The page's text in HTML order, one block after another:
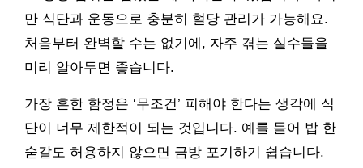
만 식단과 운동으로 충분히 혈당 관리가 가능해요.
처음부터 완벽할 수는 없기에, 자주 겪는 실수들을
미리 알아두면 좋습니다.
가장 흔한 함정은 ‘무조건’ 피해야 한다는 생각에 식
단이 너무 제한적이 되는 것입니다. 예를 들어 밥 한
숟갈도 허용하지 않으면 금방 포기하기 쉽습니다.